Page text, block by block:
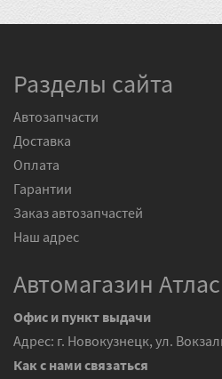
Разделы сайта
Автозапчасти
Доставка
Оплата
Гарантии
Заказ автозапчастей
Наш адрес
Автомагазин Атлас
Офис и пункт выдачи
Адрес: г. Новокузнецк, ул.
Как с нами связаться